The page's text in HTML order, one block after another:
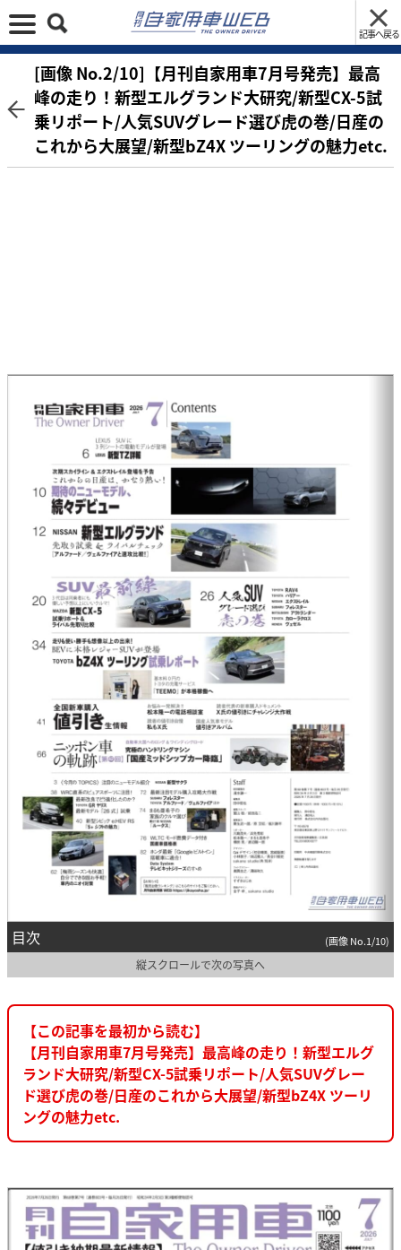
記事へ戻る
[画像 No.2/10]【月刊自家用車7月号発売】最高
峰の走り！新型エルグランド大研究/新型CX-5試
乗リポート/人気SUVグレード選び虎の巻/日産の
これから大展望/新型bZ4X ツーリングの魅力etc.
目次 (画像 No.1/10)
縦スクロールで次の写真へ
【この記事を最初から読む】
【月刊自家用車7月号発売】最高峰の走り！新型エルグ
ランド大研究/新型CX-5試乗リポート/人気SUVグレー
ド選び虎の巻/日産のこれから大展望/新型bZ4X ツーリ
ングの魅力etc.